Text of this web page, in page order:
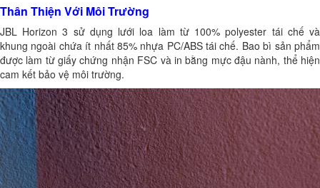
Thân Thiện Với Môi Trường
JBL Horizon 3 sử dụng lưới loa làm từ 100% polyester tái chế và
khung ngoài chứa ít nhất 85% nhựa PC/ABS tái chế. Bao bì sản phẩm
được làm từ giấy chứng nhận FSC và in bằng mực đậu nành, thể hiện
cam kết bảo vệ môi trường.